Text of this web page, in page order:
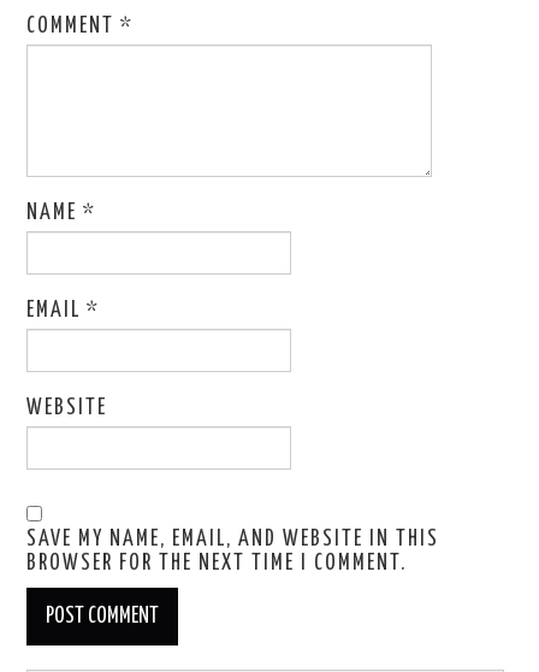
COMMENT*
NAME*
EMAIL*
WEBSITE
SAVE MY NAME, EMAIL, AND WEBSITE IN THIS
BROWSER FOR THE NEXT TIME I COMMENT.